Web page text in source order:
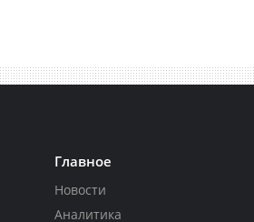
Главное
Новости
Аналитика